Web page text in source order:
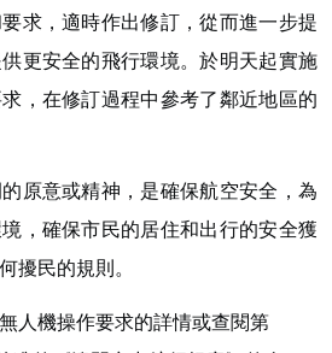
求，適時作出修訂，從而進一步提
更安全的飛行環境。於明天起實施
，在修訂過程中參考了鄰近地區的
原意或精神，是確保航空安全，為
，確保市民的居住和出行的安全獲
擾民的規則。
人機操作要求的詳情或查閱第